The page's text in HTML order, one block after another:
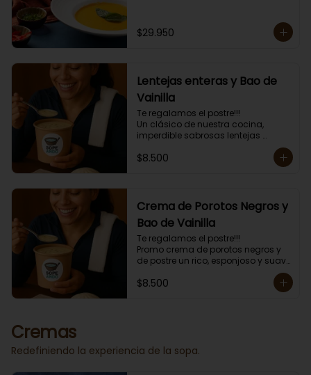
temperatura deseada.
Envase amigable con el ambiente.
$29.950
Lentejas enteras y Bao de
Vainilla
Te regalamos el postre!!!
Un clásico de nuestra cocina,
imperdible sabrosas lentejas
enteritas con carne y arroz mas el
postre un esponjoso Bao de
Porción individual lista para servir
de 400 grs.
$8.500
Crema de Porotos Negros y
Bao de Vainilla
Te regalamos el postre!!!
Promo crema de porotos negros y
de postre un rico, esponjoso y suave
Más topping a elección y mini
$8.500
Cremas
Redefiniendo la experiencia de la sopa.